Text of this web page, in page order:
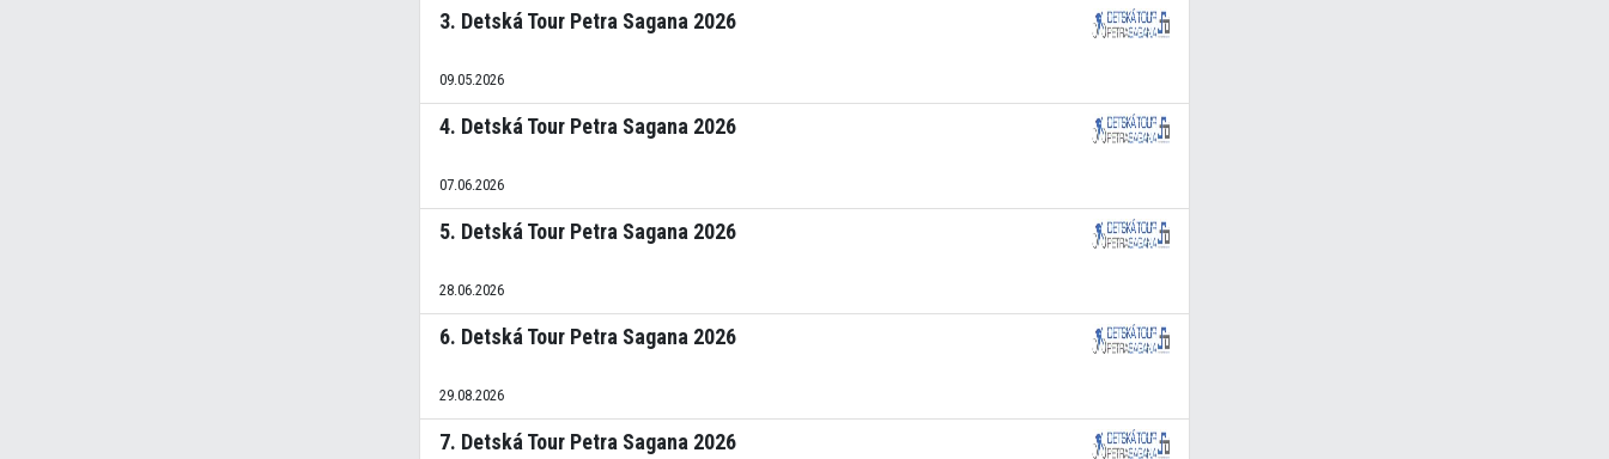
3. Detská Tour Petra Sagana 2026
09.05.2026
4. Detská Tour Petra Sagana 2026
07.06.2026
5. Detská Tour Petra Sagana 2026
28.06.2026
6. Detská Tour Petra Sagana 2026
29.08.2026
7. Detská Tour Petra Sagana 2026